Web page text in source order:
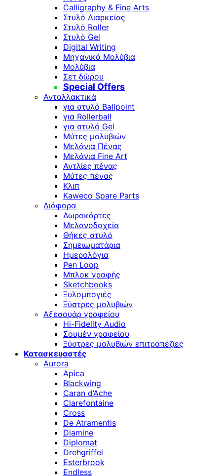
Calligraphy & Fine Arts
Στυλό Διαρκείας
Στυλό Roller
Στυλό Gel
Digital Writing
Μηχανικά Μολύβια
Μολύβια
Σετ δώρου
Special Offers
Ανταλλακτικά
για στυλό Ballpoint
για Rollerball
για στυλό Gel
Μύτες μολυβιών
Μελάνια Πένας
Μελάνια Fine Art
Αντλίες πένας
Μύτες πένας
Κλιπ
Kaweco Spare Parts
Διάφορα
Δωροκάρτες
Μελανοδοχεία
Θήκες στυλό
Σημειωματάρια
Ημερολόγια
Pen Loop
Μπλοκ γραφής
Sketchbooks
Ξυλομπογιές
Ξύστρες μολυβιών
Αξεσουάρ γραφείου
Hi-Fidelity Audio
Σουμέν γραφείου
Ξύστρες μολυβιών επιτραπέζιες
Κατασκευαστές
Aurora
Apica
Blackwing
Caran d’Ache
Clarefontaine
Cross
De Atramentis
Diamine
Diplomat
Drehgriffel
Esterbrook
Endless